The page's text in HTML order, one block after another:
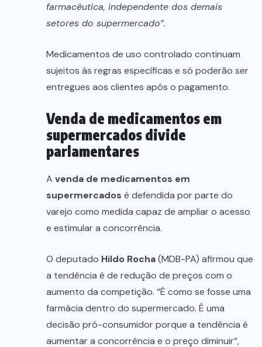
farmacêutica, independente dos demais
setores do supermercado”.
Medicamentos de uso controlado continuam
sujeitos às regras específicas e só poderão ser
entregues aos clientes após o pagamento.
Venda de medicamentos em
supermercados divide
parlamentares
A venda de medicamentos em
supermercados é defendida por parte do
varejo como medida capaz de ampliar o acesso
e estimular a concorrência.
O deputado Hildo Rocha(MDB-PA) afirmou que
a tendência é de redução de preços com o
aumento da competição. “É como se fosse uma
farmácia dentro do supermercado. É uma
decisão pró-consumidor porque a tendência é
aumentar a concorrência e o preço diminuir”,